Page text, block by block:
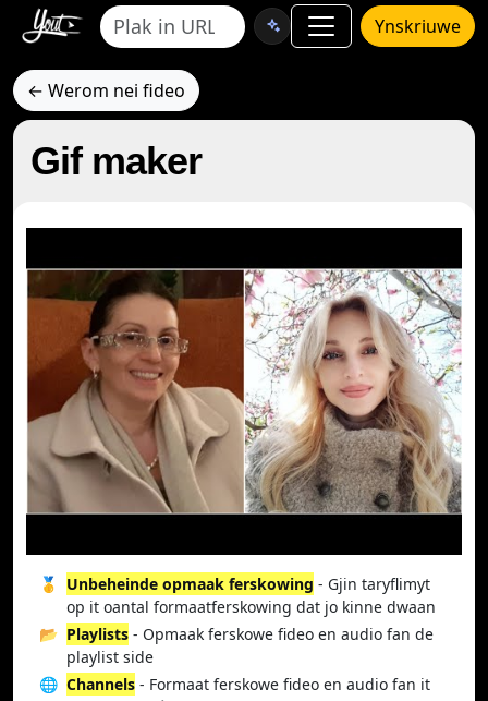
Ynskriuwe
← Werom nei fideo
Gif maker
🥇 Unbeheinde opmaak ferskowing - Gjin taryflimyt
op it oantal formaatferskowing dat jo kinne dwaan
📂 Playlists - Opmaak ferskowe fideo en audio fan de
playlist side
🌐 Channels - Formaat ferskowe fideo en audio fan it